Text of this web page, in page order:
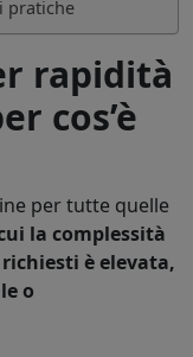
pratiche
rapidità
cos’è
per tutte quelle
la complessità
è elevata,
o